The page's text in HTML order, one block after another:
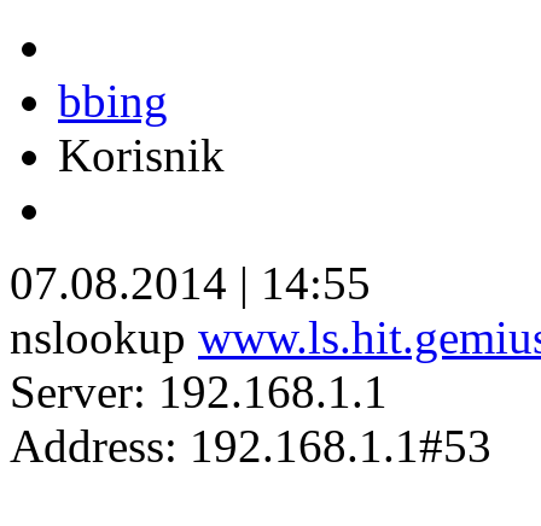
bbing
Korisnik
07.08.2014 | 14:55
nslookup
Server: 192.168.1.1
Address: 192.168.1.1#53